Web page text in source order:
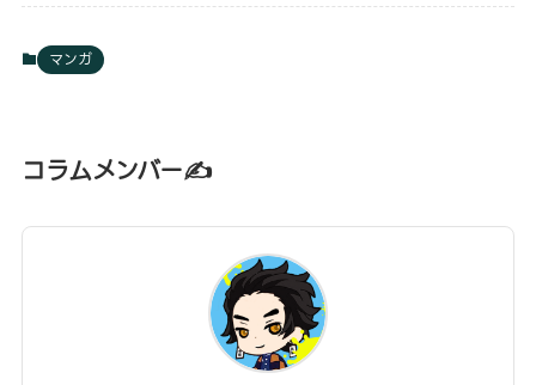
マンガ
コラムメンバー✍